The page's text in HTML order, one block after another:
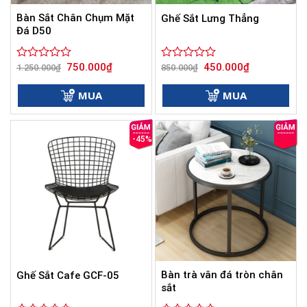
Bàn Sắt Chân Chụm Mặt
Đá D50
Được
5
sao
1.250.000₫ Giá
gốc
là:
1.250.000₫.
750.000₫Giá
hiện
tại
MUA
Ghế Sắt Lưng Thẳng
Được
5
sao
850.000₫ Giá
gốc
là:
850.000₫.
450.000₫Giá
hiện
tại
MUA
-45%
Ghế Sắt Cafe GCF-05
Bàn trà vân đá tròn chân
sắt